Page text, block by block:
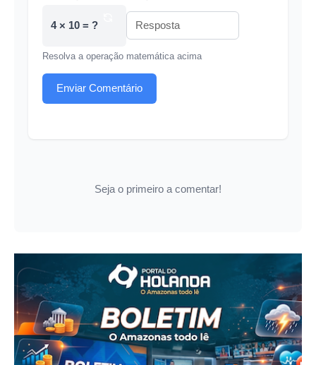
4 × 10 = ?
Resolva a operação matemática acima
Enviar Comentário
Seja o primeiro a comentar!